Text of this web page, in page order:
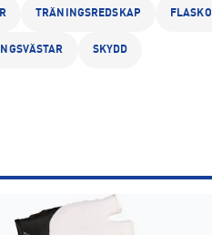
TRÄNINGSREDSKAP
SKYDD